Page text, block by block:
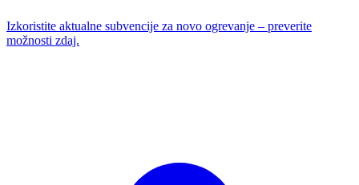
Izkoristite aktualne subvencije za novo ogrevanje – preverite
možnosti zdaj.